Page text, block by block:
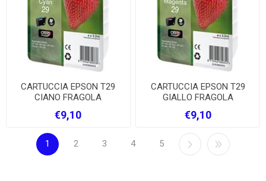
CARTUCCIA EPSON T29
CIANO FRAGOLA
€9,10
CARTUCCIA EPSON T29
GIALLO FRAGOLA
€9,10
1 2 3 4 5